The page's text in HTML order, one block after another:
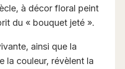
à décor floral peint
du « bouquet jeté ».
ainsi que la
la couleur, révèlent la